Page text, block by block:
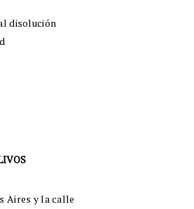
disolución
Aires y la calle